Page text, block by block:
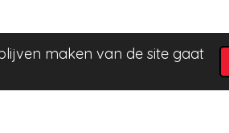
maken van de site gaat